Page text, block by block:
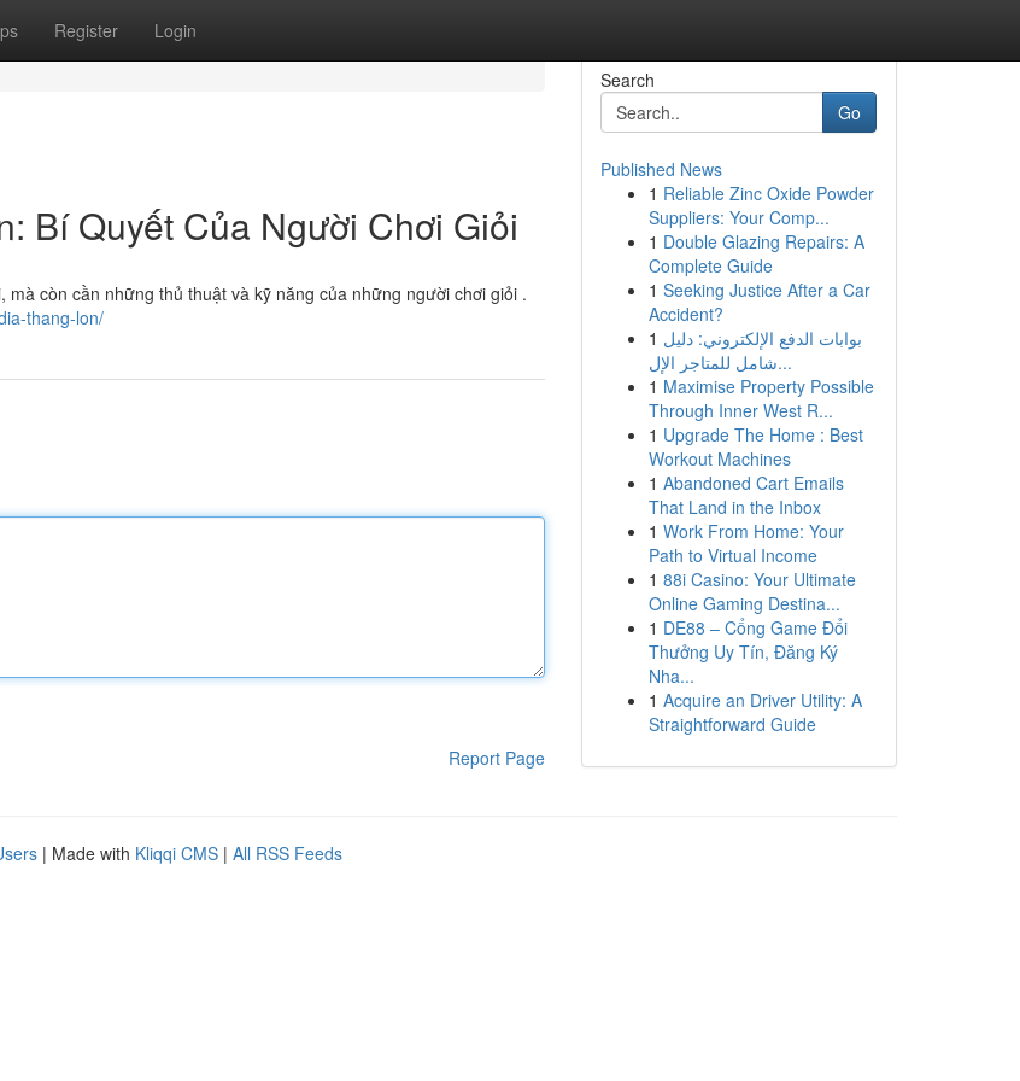
Register Login
Bí Quyết Của Người Chơi Giỏi
còn cần những thủ thuật và kỹ năng của những người chơi giỏi .
thang-lon/
Report Page
Search
Go
Published News
1 Reliable Zinc Oxide Powder
Suppliers: Your Comp...
1 Double Glazing Repairs: A
Complete Guide
1 Seeking Justice After a Car
Accident?
1 بوابات الدفع الإلكتروني: دليل
شامل للمتاجر الإل...
1 Maximise Property Possible
Through Inner West R...
1 Upgrade The Home : Best
Workout Machines
1 Abandoned Cart Emails
That Land in the Inbox
1 Work From Home: Your
Path to Virtual Income
1 88i Casino: Your Ultimate
Online Gaming Destina...
1 DE88 – Cổng Game Đổi
Thưởng Uy Tín, Đăng Ký
Nha...
1 Acquire an Driver Utility: A
Straightforward Guide
| Made with Kliqqi CMS | All RSS Feeds